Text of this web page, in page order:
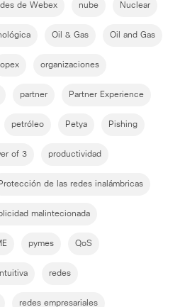
de Webex nube Nuclear
Oil & Gas Oil and Gas
opex organizaciones
partner Partner Experience
petróleo Petya Pishing
of 3 productividad
Protección de las redes inalámbricas
malintecionada
pymes QoS
redes
redes empresariales